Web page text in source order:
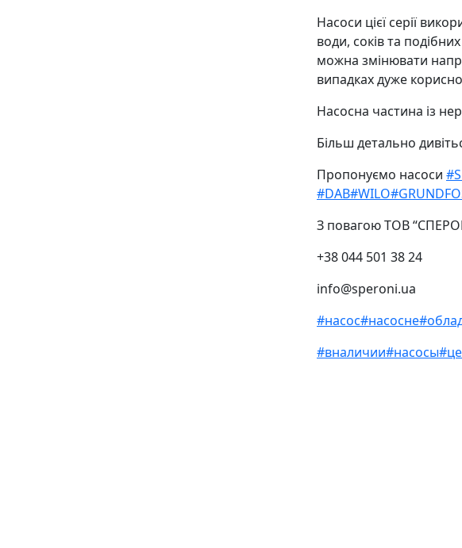
Насоси цієї серії
води, соків та
можна змінювати
випадках дуже
Насосна частина із
Більш детально
Пропонуємо насоси
#DAB#WILO
З повагою ТОВ
+38 044 501 38 24
info@speroni.ua
#насос#насосне
#вналичии#насосы